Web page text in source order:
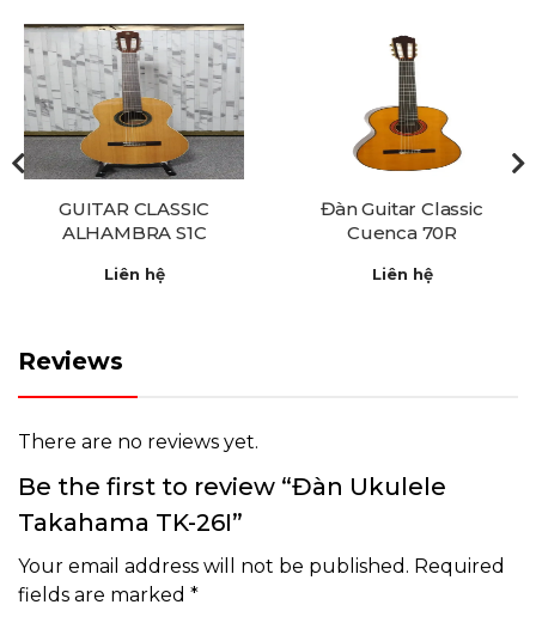
GUITAR CLASSIC
ALHAMBRA S1C
Liên hệ
Đàn Guitar Classic
Cuenca 70R
Liên hệ
Reviews
There are no reviews yet.
Be the first to review “Đàn Ukulele
Takahama TK-26I”
Your email address will not be published. Required
fields are marked *